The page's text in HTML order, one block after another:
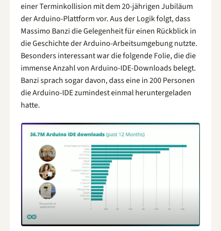
einer Terminkollision mit dem 20-jährigen Jubiläum
der Arduino-Plattform vor. Aus der Logik folgt, dass
Massimo Banzi die Gelegenheit für einen Rückblick in
die Geschichte der Arduino-Arbeitsumgebung nutzte.
Besonders interessant war die folgende Folie, die die
immense Anzahl von Arduino-IDE-Downloads belegt.
Banzi sprach sogar davon, dass eine in 200 Personen
die Arduino-IDE zumindest einmal heruntergeladen
hatte.